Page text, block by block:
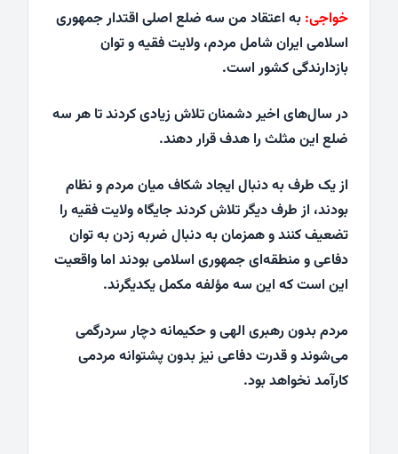
خواجی: به اعتقاد من سه ضلع اصلی اقتدار جمهوری
اسلامی ایران شامل مردم، ولایت فقیه و توان
بازدارندگی کشور است.
در سال‌های اخیر دشمنان تلاش زیادی کردند تا هر سه
ضلع این مثلث را هدف قرار دهند.
از یک طرف به دنبال ایجاد شکاف میان مردم و نظام
بودند، از طرف دیگر تلاش کردند جایگاه ولایت فقیه را
تضعیف کنند و همزمان به دنبال ضربه زدن به توان
دفاعی و منطقه‌ای جمهوری اسلامی بودند اما واقعیت
این است که این سه مؤلفه مکمل یکدیگرند.
مردم بدون رهبری الهی و حکیمانه دچار سردرگمی
می‌شوند و قدرت دفاعی نیز بدون پشتوانه مردمی
کارآمد نخواهد بود.